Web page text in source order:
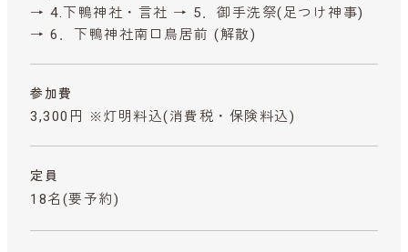
→ 4.下鴨神社・言社 → 5．御手洗祭(足つけ神事)
→ 6．下鴨神社南口鳥居前 (解散)
参加費
3,300円 ※灯明料込(消費税・保険料込)
定員
18名(要予約)